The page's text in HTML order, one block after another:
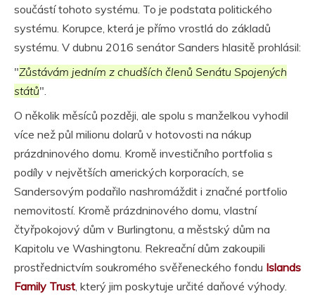
součástí tohoto systému. To je podstata politického
systému. Korupce, která je přímo vrostlá do základů
systému. V dubnu 2016 senátor Sanders hlasitě prohlásil:
"Zůstávám jedním z chudších členů Senátu Spojených
států".
O několik měsíců později, ale spolu s manželkou vyhodil
více než půl milionu dolarů v hotovosti na nákup
prázdninového domu. Kromě investičního portfolia s
podíly v největších amerických korporacích, se
Sandersovým podařilo nashromáždit i značné portfolio
nemovitostí. Kromě prázdninového domu, vlastní
čtyřpokojový dům v Burlingtonu, a městský dům na
Kapitolu ve Washingtonu. Rekreační dům zakoupili
prostřednictvím soukromého svěřeneckého fondu Islands
Family Trust , který jim poskytuje určité daňové výhody.